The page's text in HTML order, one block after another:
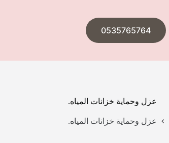
0535765764
عزل وحماية خزانات المياه.
عزل وحماية خزانات المياه.